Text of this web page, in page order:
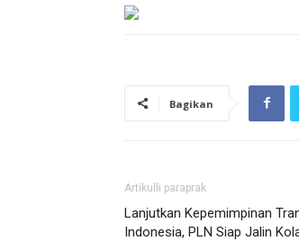
Bagikan
Artikulli paraprak
Lanjutkan Kepemimpinan
Indonesia, PLN Siap Jalin